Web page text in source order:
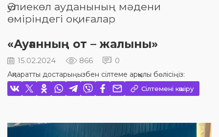
Әулиекөл ауданының мәдени
өміріндегі оқиғалар
«Ауғанның от – жалыны»
15.02.2024 866 0
Ақпаратты достарыңызбен сілтеме арқылы бөлісіңіз:
Сілтемені көшіру